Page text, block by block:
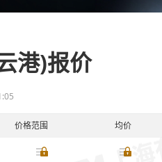
港)报价
价格范围 均价